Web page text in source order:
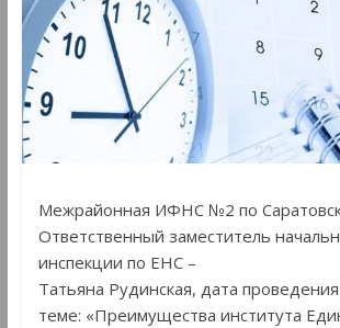
Межрайонная ИФНС №2 по
Ответственный заместитель
инспекции по ЕНС –
Татьяна Рудинская, дата
теме: «Преимущества института